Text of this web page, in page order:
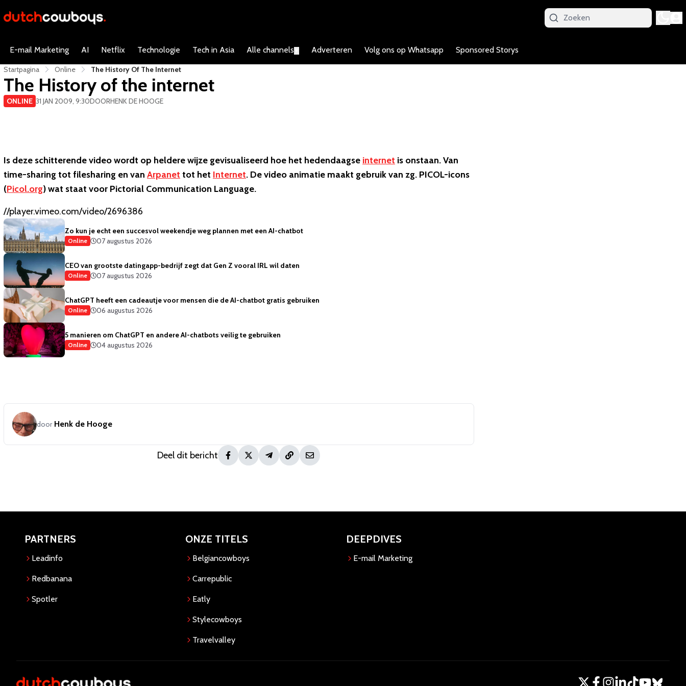
E-mail Marketing AI Netflix Technologie Tech in Asia Alle channels Adverteren Volg ons op Whatsapp Sponsored Storys
Startpagina Online The History Of The Internet
The History of the internet
ONLINE 31 JAN 2009, 9:30DOORHENK DE HOOGE
Is deze schitterende video wordt op heldere wijze gevisualiseerd hoe het hedendaagse internet is onstaan. Van
time-sharing tot filesharing en van Arpanet tot het Internet. De video animatie maakt gebruik van zg. PICOL-icons
(Picol.org) wat staat voor Pictorial Communication Language.
//player.vimeo.com/video/2696386
Zo kun je echt een succesvol weekendje weg plannen met een AI-chatbot
Online 07 augustus 2026
CEO van grootste datingapp-bedrijf zegt dat Gen Z vooral IRL wil daten
Online 07 augustus 2026
ChatGPT heeft een cadeautje voor mensen die de AI-chatbot gratis gebruiken
Online 06 augustus 2026
5 manieren om ChatGPT en andere AI-chatbots veilig te gebruiken
Online 04 augustus 2026
door Henk de Hooge
Deel dit bericht
PARTNERS
Leadinfo
Redbanana
Spotler
ONZE TITELS
Belgiancowboys
Carrepublic
Eatly
Stylecowboys
Travelvalley
DEEPDIVES
E-mail Marketing